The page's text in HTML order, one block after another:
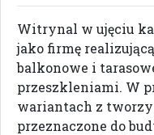
Witrynal w ujęciu
jako firmę
balkonowe i
przeszkleniami. W
wariantach z
przeznaczone do